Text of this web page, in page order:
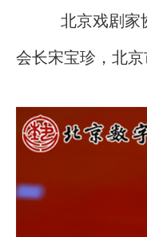
北京戏剧家
会长宋宝珍，北